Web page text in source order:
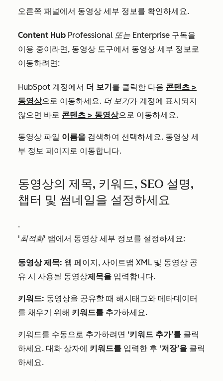
오른쪽 패널에서 동영상 세부 정보를 확인하세요.
Content Hub Professional 또는 Enterprise 구독을
이용 중이라면, 동영상 도구에서 동영상 세부 정보로
이동하려면:
HubSpot 계정에서 더 보기를 클릭한 다음 콘텐츠 >
동영상으로 이동하세요. 더 보기가 계정에 표시되지
않으면 바로 콘텐츠 > 동영상으로 이동하세요.​
동영상 파일 이름을 검색하여 선택하세요. 동영상 세
부 정보 페이지로 이동합니다.
동영상의 제목, 키워드, SEO 설명,
챕터 및 썸네일을 설정하세요
.
'최적화' 탭에서 동영상 세부 정보를 설정하세요:
동영상 제목: 웹 페이지, 사이트맵 XML 및 동영상 공
유 시 사용될 동영상제목을 입력합니다.
키워드: 동영상을 공유할 때 해시태그와 메타데이터
를 채우기 위해 키워드를 추가하세요.
키워드를 수동으로 추가하려면 ‘키워드 추가’를 클릭
하세요. 대화 상자에 키워드를 입력한 후 ‘저장’을 클릭
하세요.